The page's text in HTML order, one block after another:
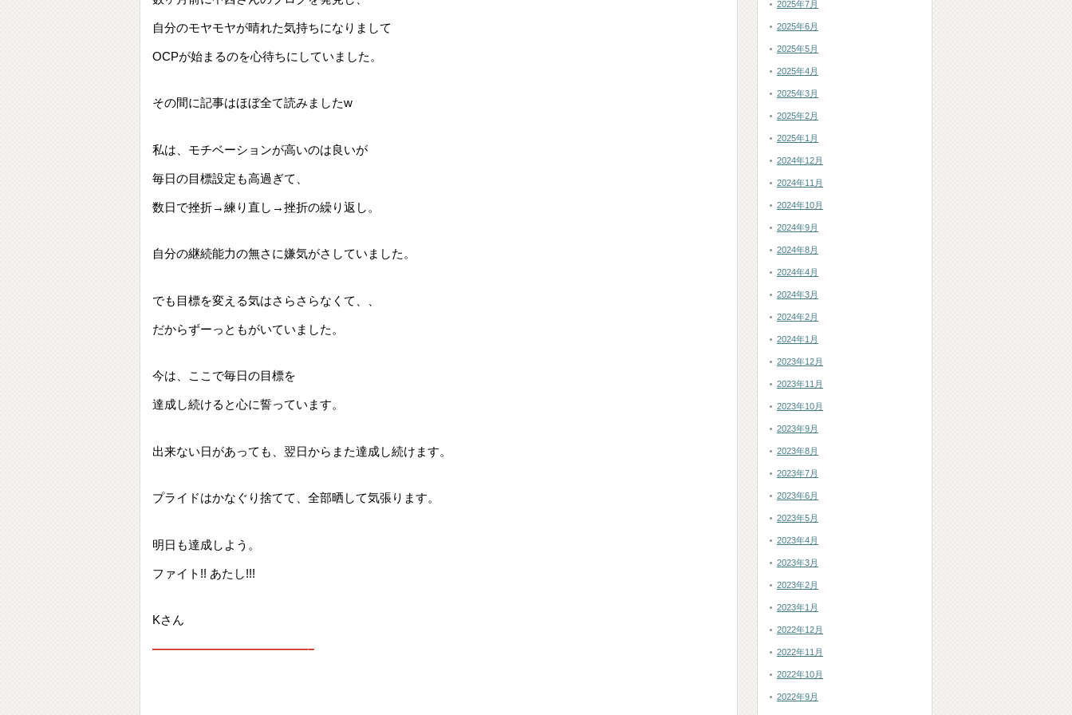
自分のモヤモヤが晴れた気持ちになりまして
OCPが始まるのを心待ちにしていました。
その間に記事はほぼ全て読みましたw
私は、モチベーションが高いのは良いが
毎日の目標設定も高過ぎて、
数日で挫折→練り直し→挫折の繰り返し。
自分の継続能力の無さに嫌気がさしていました。
でも目標を変える気はさらさらなくて、、
だからずーっともがいていました。
今は、ここで毎日の目標を
達成し続けると心に誓っています。
出来ない日があっても、翌日からまた達成し続けます。
プライドはかなぐり捨てて、全部晒して気張ります。
明日も達成しよう。
ファイト!! あたし!!!
Kさん
—————————————–
2025年7月
2025年6月
2025年5月
2025年4月
2025年3月
2025年2月
2025年1月
2024年12月
2024年11月
2024年10月
2024年9月
2024年8月
2024年4月
2024年3月
2024年2月
2024年1月
2023年12月
2023年11月
2023年10月
2023年9月
2023年8月
2023年7月
2023年6月
2023年5月
2023年4月
2023年3月
2023年2月
2023年1月
2022年12月
2022年11月
2022年10月
2022年9月